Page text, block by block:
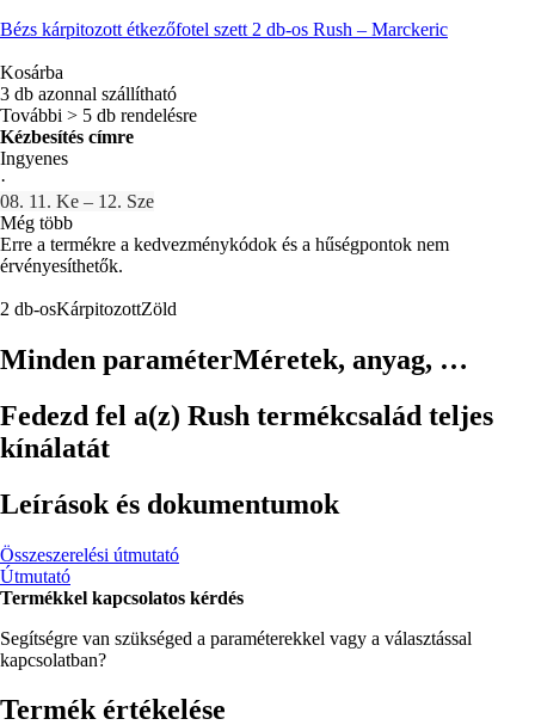
Bézs kárpitozott étkezőfotel szett 2 db-os Rush – Marckeric
Kosárba
3 db azonnal szállítható
További > 5 db rendelésre
Kézbesítés címre
Ingyenes
·
08. 11. Ke – 12. Sze
Még több
Erre a termékre a kedvezménykódok és a hűségpontok nem
érvényesíthetők.
2 db-osKárpitozottZöld
Minden paraméterMéretek, anyag, …
Fedezd fel a(z) Rush termékcsalád teljes
kínálatát
Leírások és dokumentumok
Összeszerelési útmutató
Útmutató
Termékkel kapcsolatos kérdés
Segítségre van szükséged a paraméterekkel vagy a választással
kapcsolatban?
Termék értékelése